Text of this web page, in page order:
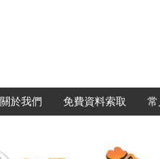
關於我們 免費資料索取 常